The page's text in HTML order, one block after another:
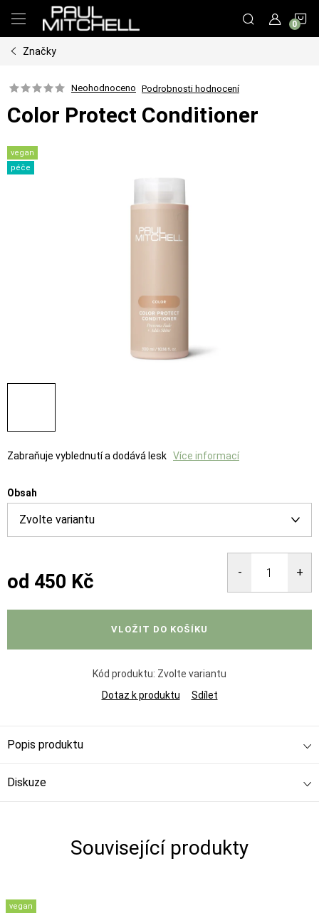
obsah
Značky
Neohodnoceno Podrobnosti hodnocení
Color Protect Conditioner
vegan
péče
Zabraňuje vyblednutí a dodává lesk Více informací
Obsah
od 450 Kč
VLOŽIT DO KOŠÍKU
Kód produktu: Zvolte variantu
Dotaz k produktu
Sdílet
Popis produktu
Diskuze
Související produkty
vegan